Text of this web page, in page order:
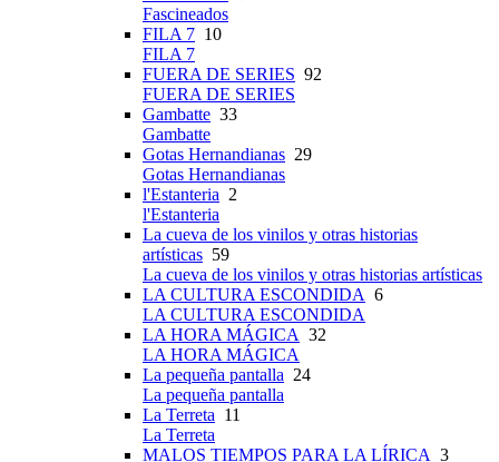
Fascineados
FILA 7 10
FILA 7
FUERA DE SERIES 92
FUERA DE SERIES
Gambatte 33
Gambatte
Gotas Hernandianas 29
Gotas Hernandianas
l'Estanteria 2
l'Estanteria
La cueva de los vinilos y otras historias
artísticas 59
La cueva de los vinilos y otras historias artísticas
LA CULTURA ESCONDIDA 6
LA CULTURA ESCONDIDA
LA HORA MÁGICA 32
LA HORA MÁGICA
La pequeña pantalla 24
La pequeña pantalla
La Terreta 11
La Terreta
MALOS TIEMPOS PARA LA LÍRICA 3